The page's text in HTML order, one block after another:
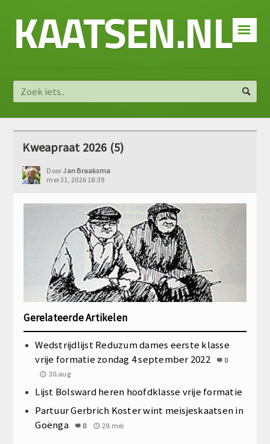
☰
KAATSEN.NL
Kweapraat 2026 (5)
DoorJan Braaksma
mei 31, 2026 18:39
Gerelateerde Artikelen
Wedstrijdlijst Reduzum dames eerste klasse
vrije formatie zondag 4 september 2022
0
30.aug
Lijst Bolsward heren hoofdklasse vrije formatie
Partuur Gerbrich Koster wint meisjeskaatsen in
Goënga
0 29.mei